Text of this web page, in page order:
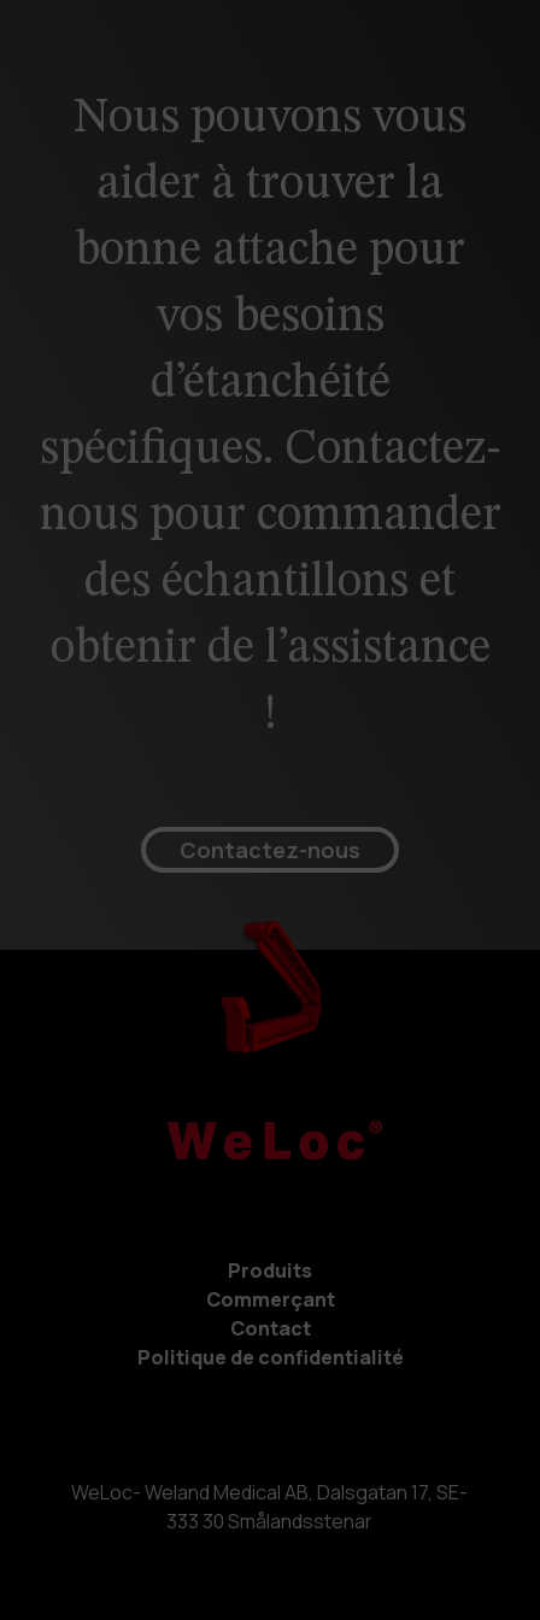
Nous pouvons vous
aider à trouver la
bonne attache pour
vos besoins
d’étanchéité
spécifiques. Contactez-
nous pour commander
des échantillons et
obtenir de l’assistance
!
Contactez-nous
Produits
Commerçant
Contact
Politique de confidentialité
WeLoc- Weland Medical AB, Dalsgatan 17, SE-
333 30 Smålandsstenar